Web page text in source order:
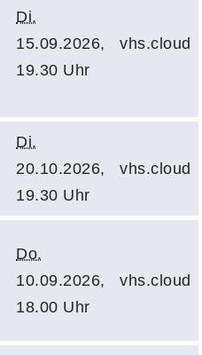
Di.
15.09.2026,
19.30 Uhr
vhs.cloud
Di.
20.10.2026,
19.30 Uhr
vhs.cloud
Do.
10.09.2026,
18.00 Uhr
vhs.cloud